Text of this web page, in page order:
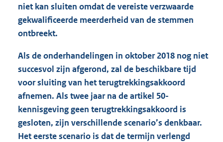
niet kan sluiten omdat de vereiste verzwaarde
gekwalificeerde meerderheid van de stemmen
ontbreekt.
Als de onderhandelingen in oktober 2018 nog niet
succesvol zijn afgerond, zal de beschikbare tijd
voor sluiting van het terugtrekkingsakkoord
afnemen. Als twee jaar na de artikel 50-
kennisgeving geen terugtrekkingsakkoord is
gesloten, zijn verschillende scenario’s denkbaar.
Het eerste scenario is dat de termijn verlengd